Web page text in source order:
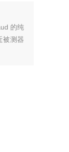
的纯
被测器